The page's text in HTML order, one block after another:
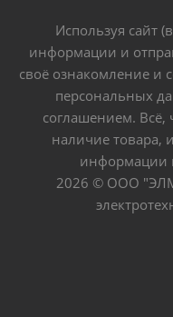
Используя сайт
информации и
своё ознакомление и
персональных
соглашением. Всё,
наличие товара,
информации
2026 © ООО